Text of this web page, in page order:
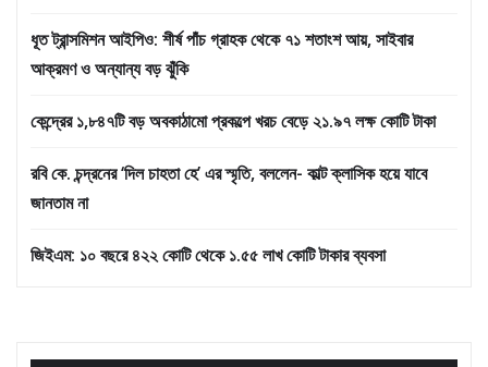
ধূত ট্রান্সমিশন আইপিও: শীর্ষ পাঁচ গ্রাহক থেকে ৭১ শতাংশ আয়, সাইবার
আক্রমণ ও অন্যান্য বড় ঝুঁকি
কেন্দ্রের ১,৮৪৭টি বড় অবকাঠামো প্রকল্পে খরচ বেড়ে ২১.৯৭ লক্ষ কোটি টাকা
রবি কে. চন্দ্রনের ‘দিল চাহতা হে’ এর স্মৃতি, বললেন- কাল্ট ক্লাসিক হয়ে যাবে
জানতাম না
জিইএম: ১০ বছরে ৪২২ কোটি থেকে ১.৫৫ লাখ কোটি টাকার ব্যবসা